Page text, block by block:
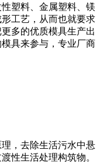
性塑料、金属塑料、镁
工艺，从而也就要求
多的优质模具生产出
具来参与，专业厂商
，去除生活污水中悬
性生活处理构筑物。